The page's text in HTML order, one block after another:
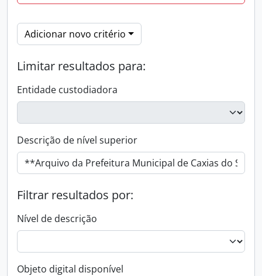
Adicionar novo critério
Limitar resultados para:
Entidade custodiadora
Descrição de nível superior
Filtrar resultados por:
Nível de descrição
Objeto digital disponível